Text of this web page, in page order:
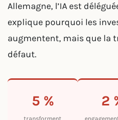
Allemagne, l’IA est
explique pourquoi les
augmentent, mais que la
défaut.
5 %
transforment
2